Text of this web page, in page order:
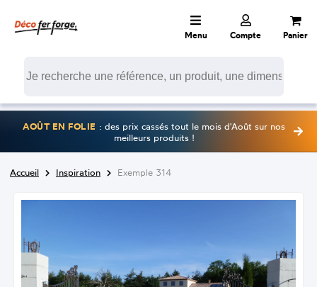
Menu Compte Panier
AOÛT EN FOLIE : des prix cassés tout le mois d'Août sur nos
meilleurs produits !
Accueil Inspiration Exemple 314